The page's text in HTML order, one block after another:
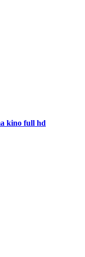
kino full hd